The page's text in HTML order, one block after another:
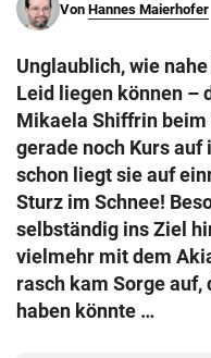
Von Hannes Maierhofer
Unglaublich, wie
Leid liegen können –
Mikaela Shiffrin
gerade noch Kurs
schon liegt sie auf
Sturz im Schnee!
selbständig ins Ziel
vielmehr mit dem
rasch kam Sorge
haben könnte …